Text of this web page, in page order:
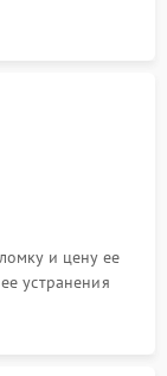
и цену ее
устранения